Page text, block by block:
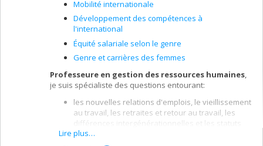
Mobilité internationale
Développement des compétences à
l'international
Équité salariale selon le genre
Genre et carrières des femmes
Professeure en gestion des ressources humaines,
je suis spécialiste des questions entourant:
les nouvelles relations d'emplois, le vieillissement
au travail, les retraites et retour au travail, les
différences intergénérationnelles et les statuts
d'emploi
Lire plus…